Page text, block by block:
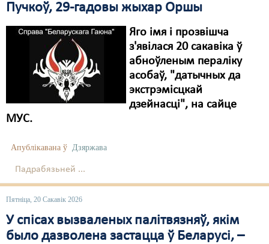
Пучкоў, 29-гадовы жыхар Оршы
Яго імя і прозвішча
з'явілася 20 сакавіка ў
абноўленым пераліку
асобаў, "датычных да
экстрэмісцкай
дзейнасці", на сайце
МУС.
Апублікавана ў Дзяржава
Падрабязьней ...
Пятніца, 20 Сакавік 2026
У спісах вызваленых палітвязняў, якім
было дазволена застацца ў Беларусі, –